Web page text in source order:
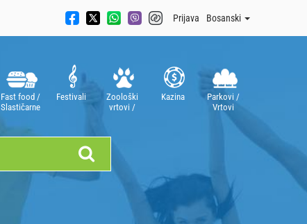
Prijava Bosanski
Fast food /
Slastičarne
Festivali
Zoološki
vrtovi /
Kazina
Parkovi /
Vrtovi